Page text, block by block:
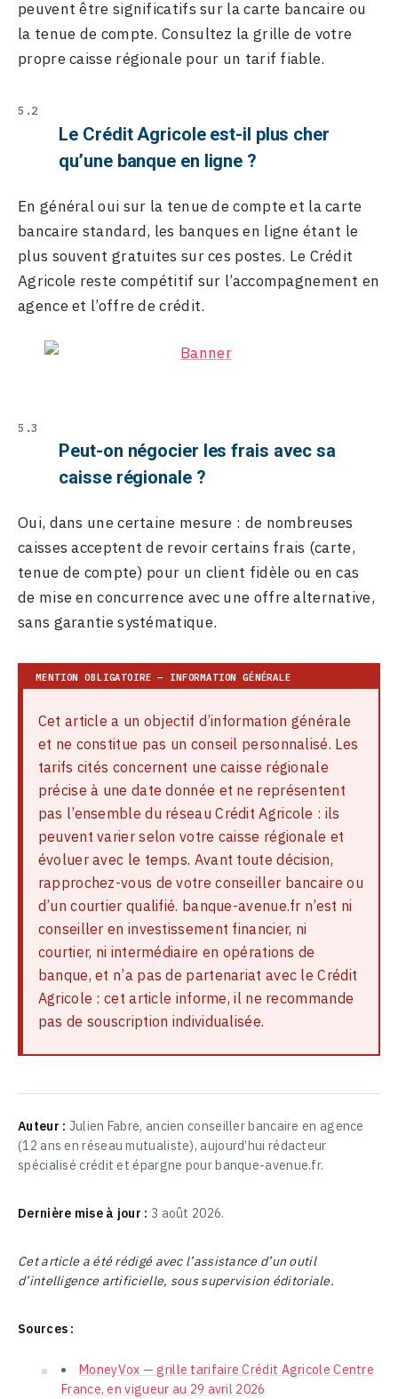
peuvent être significatifs sur la carte bancaire ou
la tenue de compte. Consultez la grille de votre
propre caisse régionale pour un tarif fiable.
Le Crédit Agricole est-il plus cher
qu’une banque en ligne ?
En général oui sur la tenue de compte et la carte
bancaire standard, les banques en ligne étant le
plus souvent gratuites sur ces postes. Le Crédit
Agricole reste compétitif sur l’accompagnement en
agence et l’offre de crédit.
Peut-on négocier les frais avec sa
caisse régionale ?
Oui, dans une certaine mesure : de nombreuses
caisses acceptent de revoir certains frais (carte,
tenue de compte) pour un client fidèle ou en cas
de mise en concurrence avec une offre alternative,
sans garantie systématique.
Cet article a un objectif d’information générale
et ne constitue pas un conseil personnalisé. Les
tarifs cités concernent une caisse régionale
précise à une date donnée et ne représentent
pas l’ensemble du réseau Crédit Agricole : ils
peuvent varier selon votre caisse régionale et
évoluer avec le temps. Avant toute décision,
rapprochez-vous de votre conseiller bancaire ou
d’un courtier qualifié. banque-avenue.fr n’est ni
conseiller en investissement financier, ni
courtier, ni intermédiaire en opérations de
banque, et n’a pas de partenariat avec le Crédit
Agricole : cet article informe, il ne recommande
pas de souscription individualisée.
Auteur : Julien Fabre, ancien conseiller bancaire en agence
(12 ans en réseau mutualiste), aujourd’hui rédacteur
spécialisé crédit et épargne pour banque-avenue.fr.
Dernière mise à jour : 3 août 2026.
Cet article a été rédigé avec l’assistance d’un outil
d’intelligence artificielle, sous supervision éditoriale.
Sources :
MoneyVox — grille tarifaire Crédit Agricole Centre
France, en vigueur au 29 avril 2026